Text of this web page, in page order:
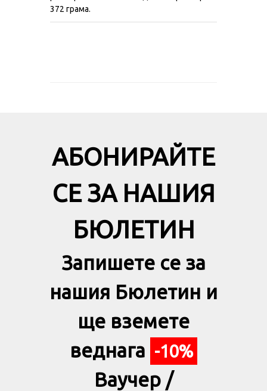
372 грама.
АБОНИРАЙТЕ
СЕ ЗА НАШИЯ
БЮЛЕТИН
Запишете се за
нашия Бюлетин и
ще вземете
веднага -10%
Ваучер /